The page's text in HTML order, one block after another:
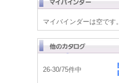
マイバインダーは空です。
26-30/75件中